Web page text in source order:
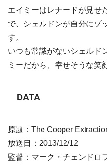
エイミーはレナードが見せ
で、シェルドンが自分にゾ
す。
いつも常識がないシェルド
ミーだから、幸せそうな笑
DATA
原題：The Cooper
放送日：2013/12/12
監督：マーク・チェンドロ